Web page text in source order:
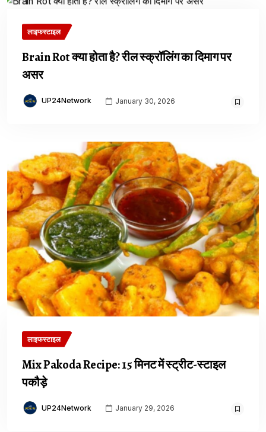
लाइफस्टाइल
Brain Rot क्या होता है? रील स्क्रॉलिंग का दिमाग पर
असर
UP24Network January 30, 2026
लाइफस्टाइल
Mix Pakoda Recipe: 15 मिनट में स्ट्रीट-स्टाइल
पकौड़े
UP24Network January 29, 2026